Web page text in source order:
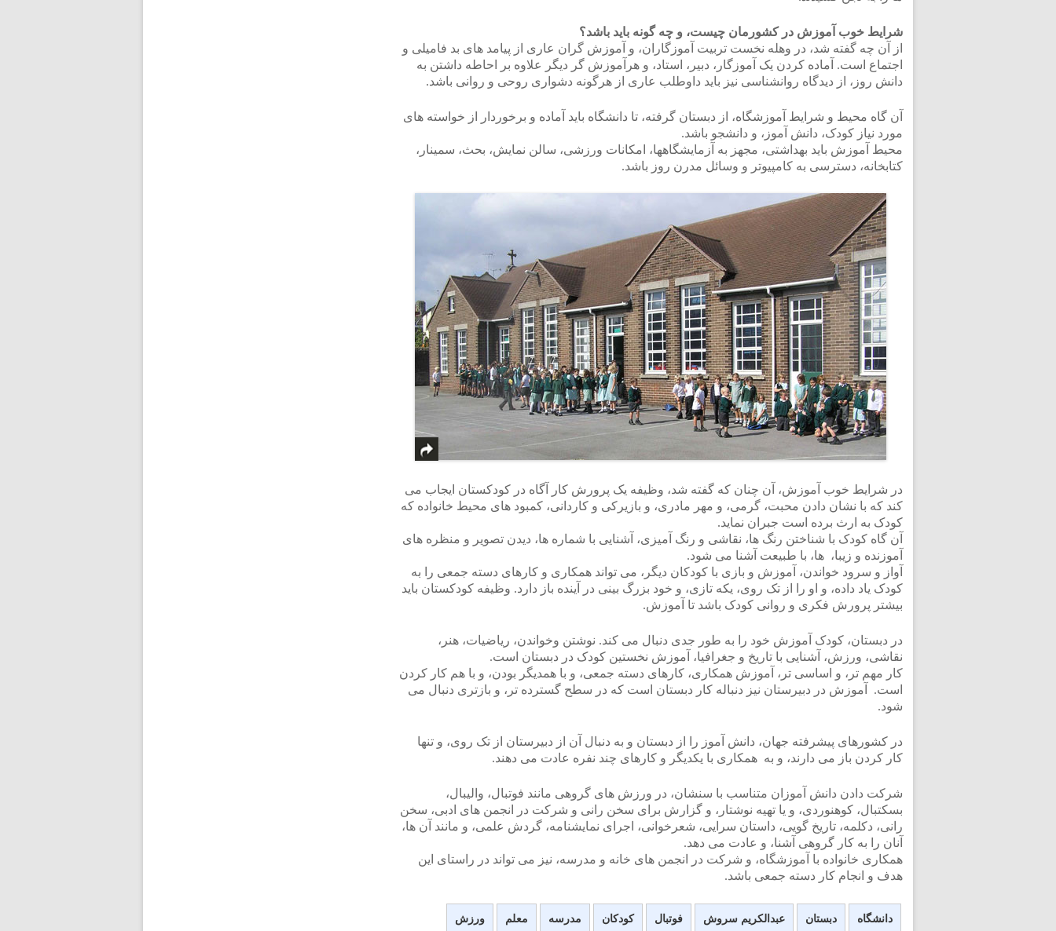
شرایط خوب آموزش در کشورمان چیست، و چه گونه باید باشد؟
از آن چه گفته شد، در وهله نخست تربیت آموزگاران، و آموزش گران عاری از پیامد های بد فامیلی و
اجتماع است. آماده کردن یک آموزگار، دبیر، استاد، و هرآموزش گر دیگر علاوه بر احاطه داشتن به
دانش روز، از دیدگاه روانشناسی نیز باید داوطلب عاری از هرگونه دشواری روحی و روانی باشد.
آن گاه محیط و شرایط آموزشگاه، از دبستان گرفته، تا دانشگاه باید آماده و برخوردار از خواسته های
مورد نیاز کودک، دانش آموز، و دانشجو باشد.
محیط آموزش باید بهداشتی، مجهز به آزمایشگاهها، امکانات ورزشی، سالن نمایش، بحث، سمینار،
کتابخانه، دسترسی به کامپیوتر و وسائل مدرن روز باشد.
در شرایط خوب آموزش، آن چنان که گفته شد، وظیفه یک پرورش کار آگاه در کودکستان ایجاب می
کند که با نشان دادن محبت، گرمی، و مهر مادری، و بازیرکی و کاردانی، کمبود های محیط خانواده که
کودک به ارث برده است جبران نماید.
آن گاه کودک با شناختن رنگ ها، نقاشی و رنگ آمیزی، آشنایی با شماره ها، دیدن تصویر و منظره های
آموزنده و زیبا، ها، با طبیعت آشنا می شود.
آواز و سرود خواندن، آموزش و بازی با کودکان دیگر، می تواند همکاری و کارهای دسته جمعی را به
کودک یاد داده، و او را از تک روی، یکه تازی، و خود بزرگ بینی در آینده باز دارد. وظیفه کودکستان باید
بیشتر پرورش فکری و روانی کودک باشد تا آموزش.
در دبستان، کودک آموزش خود را به طور جدی دنبال می کند. نوشتن وخواندن، ریاضیات، هنر،
نقاشی، ورزش، آشنایی با تاریخ و جغرافیا، آموزش نخستین کودک در دبستان است.
کار مهم تر، و اساسی تر، آموزش همکاری، کارهای دسته جمعی، و با همدیگر بودن، و با هم کار کردن
است. آموزش در دبیرستان نیز دنباله کار دبستان است که در سطح گسترده تر، و بازتری دنبال می
شود.
در کشورهای پیشرفته جهان، دانش آموز را از دبستان و به دنبال آن از دبیرستان از تک روی، و تنها
کار کردن باز می دارند، و به همکاری با یکدیگر و کارهای چند نفره عادت می دهند.
شرکت دادن دانش آموزان متناسب با سنشان، در ورزش های گروهی مانند فوتبال، والیبال،
بسکتبال، کوهنوردی، و یا تهیه نوشتار، و گزارش برای سخن رانی و شرکت در انجمن های ادبی، سخن
رانی، دکلمه، تاریخ گویی، داستان سرایی، شعرخوانی، اجرای نمایشنامه، گردش علمی، و مانند آن ها،
آنان را به کار گروهی آشنا، و عادت می دهد.
همکاری خانواده با آموزشگاه، و شرکت در انجمن های خانه و مدرسه، نیز می تواند در راستای این
هدف و انجام کار دسته جمعی باشد.
دانشگاه دبستان عبدالکریم سروش فوتبال کودکان مدرسه معلم ورزش